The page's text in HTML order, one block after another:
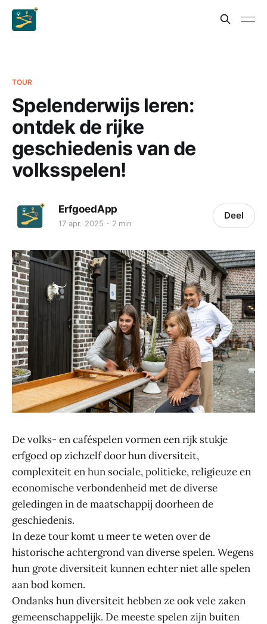
TOUR
Spelenderwijs leren:
ontdek de rijke
geschiedenis van de
volksspelen!
ErfgoedApp
17 apr. 2025 2 min
Deel
De volks- en caféspelen vormen een rijk stukje
erfgoed op zichzelf door hun diversiteit,
complexiteit en hun sociale, politieke, religieuze en
economische verbondenheid met de diverse
geledingen in de maatschappij doorheen de
geschiedenis.
In deze tour komt u meer te weten over de
historische achtergrond van diverse spelen. Wegens
hun grote diversiteit kunnen echter niet alle spelen
aan bod komen.
Ondanks hun diversiteit hebben ze ook vele zaken
gemeenschappelijk. De meeste spelen zijn buiten